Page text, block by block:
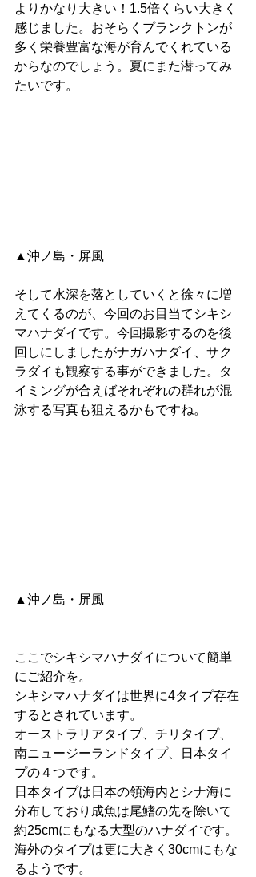
よりかなり大きい！1.5倍くらい大きく
感じました。おそらくプランクトンが
多く栄養豊富な海が育んでくれている
からなのでしょう。夏にまた潜ってみ
たいです。
▲沖ノ島・屏風
そして水深を落としていくと徐々に増
えてくるのが、今回のお目当てシキシ
マハナダイです。今回撮影するのを後
回しにしましたがナガハナダイ、サク
ラダイも観察する事ができました。タ
イミングが合えばそれぞれの群れが混
泳する写真も狙えるかもですね。
▲沖ノ島・屏風
ここでシキシマハナダイについて簡単
にご紹介を。
シキシマハナダイは世界に4タイプ存在
するとされています。
オーストラリアタイプ、チリタイプ、
南ニュージーランドタイプ、日本タイ
プの４つです。
日本タイプは日本の領海内とシナ海に
分布しており成魚は尾鰭の先を除いて
約25cmにもなる大型のハナダイです。
海外のタイプは更に大きく30cmにもな
るようです。